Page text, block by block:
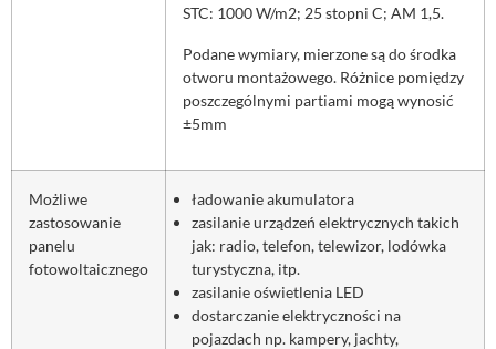
STC: 1000 W/m2; 25 stopni C; AM 1,5.
Podane wymiary, mierzone są do środka
otworu montażowego. Różnice pomiędzy
poszczególnymi partiami mogą wynosić
±5mm
Możliwe
zastosowanie
panelu
fotowoltaicznego
ładowanie akumulatora
zasilanie urządzeń elektrycznych takich
jak: radio, telefon, telewizor, lodówka
turystyczna, itp.
zasilanie oświetlenia LED
dostarczanie elektryczności na
pojazdach np. kampery, jachty,